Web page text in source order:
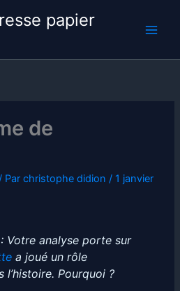
papier
de
/ Parchristophe didion / 1 janvier
: Votre analyse porte sur
a joué un rôle
l’histoire. Pourquoi ?